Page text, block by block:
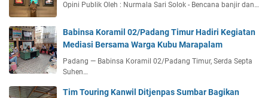
Opini Publik Oleh : Nurmala Sari Solok - Bencana banjir dan…
Babinsa Koramil 02/Padang Timur Hadiri Kegiatan
Mediasi Bersama Warga Kubu Marapalam
Padang — Babinsa Koramil 02/Padang Timur, Serda Septa
Suhen…
Tim Touring Kanwil Ditjenpas Sumbar Bagikan